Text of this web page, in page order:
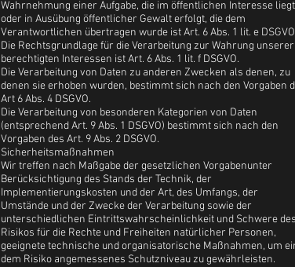
Wahrnehmung einer Aufgabe, die im öffentlichen Interesse liegt
oder in Ausübung öffentlicher Gewalt erfolgt, die dem
Verantwortlichen übertragen wurde ist Art. 6 Abs. 1 lit. e
Die Rechtsgrundlage für die Verarbeitung zur Wahrung unserer
berechtigten Interessen ist Art. 6 Abs. 1 lit. f DSGVO.
Die Verarbeitung von Daten zu anderen Zwecken als denen, zu
denen sie erhoben wurden, bestimmt sich nach den Vorgaben
Art 6 Abs. 4 DSGVO.
Die Verarbeitung von besonderen Kategorien von Daten
(entsprechend Art. 9 Abs. 1 DSGVO) bestimmt sich nach den
Vorgaben des Art. 9 Abs. 2 DSGVO.
Sicherheitsmaßnahmen
Wir treffen nach Maßgabe der gesetzlichen Vorgabenunter
Berücksichtigung des Stands der Technik, der
Implementierungskosten und der Art, des Umfangs, der
Umstände und der Zwecke der Verarbeitung sowie der
unterschiedlichen Eintrittswahrscheinlichkeit und Schwere des
Risikos für die Rechte und Freiheiten natürlicher Personen,
geeignete technische und organisatorische Maßnahmen, um
dem Risiko angemessenes Schutzniveau zu gewährleisten.